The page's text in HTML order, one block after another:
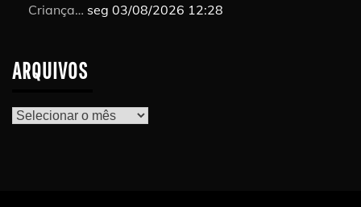
Criança… seg 03/08/2026 12:28
ARQUIVOS
Arquivos